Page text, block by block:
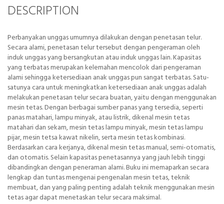
DESCRIPTION
Perbanyakan unggas umumnya dilakukan dengan penetasan telur.
Secara alami, penetasan telur tersebut dengan pengeraman oleh
induk unggas yang bersangkutan atau induk unggas lain. Kapasitas
yang terbatas merupakan kelemahan mencolok dari pengeraman
alami sehingga ketersediaan anak unggas pun sangat terbatas. Satu-
satunya cara untuk meningkatkan ketersediaan anak unggas adalah
melakukan penetasan telur secara buatan, yaitu dengan menggunakan
mesin tetas. Dengan berbagai sumber panas yang tersedia, seperti
panas matahari, lampu minyak, atau listrik, dikenal mesin tetas
matahari dan sekam, mesin tetas lampu minyak, mesin tetas lampu
pijar, mesin tetsa kawat nikelin, serta mesin tetas kombinasi.
Berdasarkan cara kerjanya, dikenal mesin tetas manual, semi-otomatis,
dan otomatis. Selain kapasitas penetasannya yang jauh lebih tinggi
dibandingkan dengan peneraman alami. Buku ini memaparkan secara
lengkap dan tuntas mengenai pengenalan mesin tetas, teknik
membuat, dan yang paling penting adalah teknik menggunakan mesin
tetas agar dapat menetaskan telur secara maksimal.